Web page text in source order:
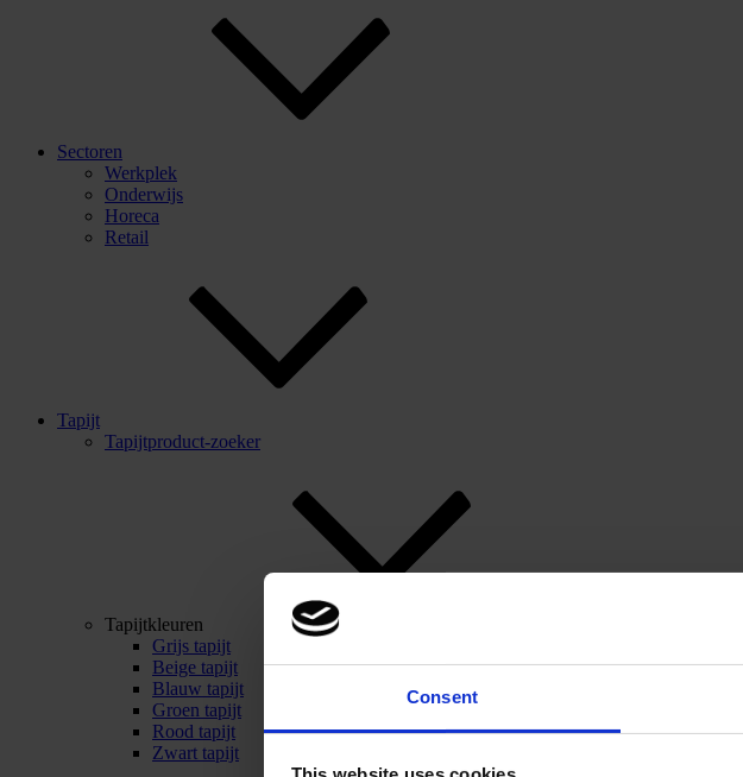
Consent
Sectoren
Werkplek
Onderwijs
Horeca
Retail
Tapijt
Tapijtproduct-zoeker
Tapijtkleuren
Grijs tapijt
Beige tapijt
Blauw tapijt
Groen tapijt
Rood tapijt
Zwart tapijt